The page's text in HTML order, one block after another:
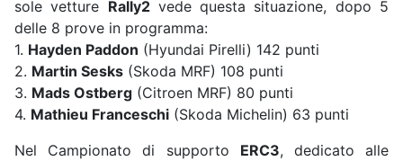
sole vetture Rally2vede questa situazione, dopo 5
delle 8 prove in programma:
1. Hayden Paddon (Hyundai Pirelli) 142 punti
2. Martin Sesks (Skoda MRF) 108 punti
3. Mads Ostberg (Citroen MRF) 80 punti
4. Mathieu Franceschi (Skoda Michelin) 63 punti
Nel Campionato di supporto ERC3, dedicato alle